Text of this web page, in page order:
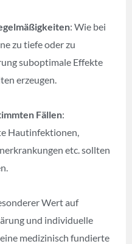
: Wie bei
zu tiefe oder zu
suboptimale Effekte
erzeugen.
Fällen:
Hautinfektionen,
etc. sollten
Wert auf
und individuelle
medizinisch fundierte